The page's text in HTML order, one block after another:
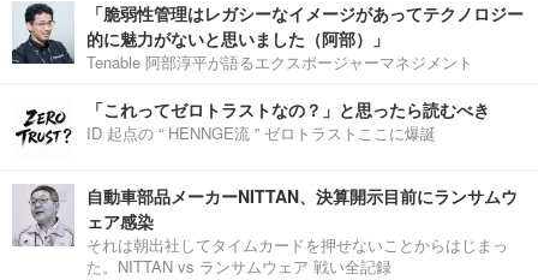
「脆弱性管理はレガシーなイメージがあってテクノロジー
的に魅力がないと思いました（阿部）」
Tenable 阿部淳平が語るエクスポージャーマネジメント
「これってゼロトラストなの？」と思ったら読むべき
ID 起点の “ HENNGE流 ” ゼロトラストここに爆誕
自動車部品メーカーNITTAN、決算開示目前にランサムウ
ェア感染
それは朝出社してタイムカードを押せないことからはじまっ
た。NITTAN vs ランサムウェア 戦い全記録